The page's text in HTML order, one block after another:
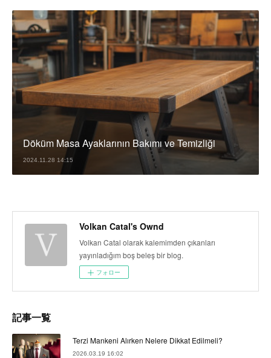
Döküm Masa Ayaklarının Bakımı ve Temizliği
2024.11.28 14:15
Volkan Catal's Ownd
Volkan Catal olarak kalemimden çıkanları
yayınladığım boş beleş bir blog.
フォロー
記事一覧
Terzi Mankeni Alırken Nelere Dikkat Edilmeli?
2026.03.19 16:02